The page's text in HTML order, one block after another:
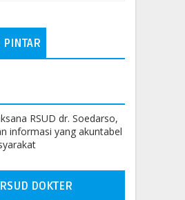
PINTAR
RSUD dr. Soedarso,
informasi yang akuntabel
DOKTER